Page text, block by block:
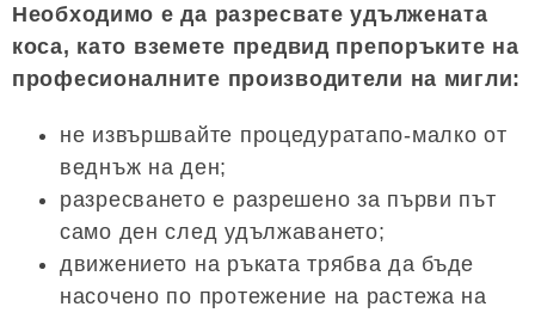
Необходимо е да разресвате удължената
коса, като вземете предвид препоръките на
професионалните производители на мигли:
не извършвайте процедуратапо-малко от
веднъж на ден;
разресването е разрешено за първи път
само ден след удължаването;
движението на ръката трябва да бъде
насочено по протежение на растежа на